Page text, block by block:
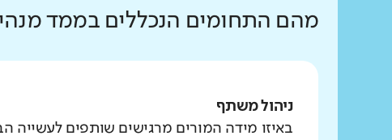
מהם התחומים הנכללים בממד
ניהול משתף
באיזו מידה המורים מרגישים שותפים לעשייה